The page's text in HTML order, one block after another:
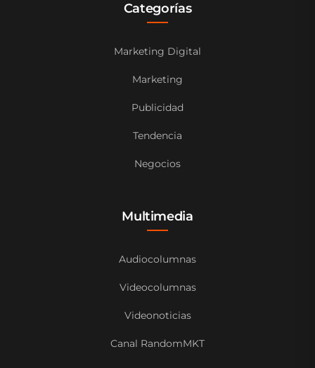
Categorías
Marketing Digital
Marketing
Publicidad
Tendencia
Negocios
Multimedia
Audiocolumnas
Videocolumnas
Videonoticias
Canal RandomMKT